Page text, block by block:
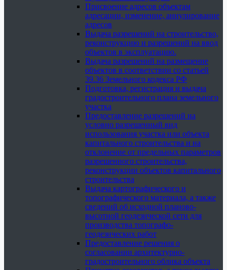
Присвоение адресов объектам
адресации, изменение, аннулирование
адресов
Выдача разрешений на строительство,
реконструкцию и разрешений на ввод
объектов в эксплуатацию.
Выдача разрешений на размещение
объектов в соответствии со статьей
39.36 Земельного кодекса РФ
Подготовка, регистрация и выдача
градостроительного плана земельного
участка
Предоставление разрешений на
условно разрешенный вид
использования участка или объекта
капитального строительства и на
отклонение от предельных параметров
разрешенного строительства,
реконструкции объектов капитального
строительства
Выдача картографического и
топографического материала, а также
сведений об исходной планово-
высотной геодезической сети для
производства топографо-
геодезических работ
Предоставление решения о
согласовании архитектурно-
градостроительного облика объекта